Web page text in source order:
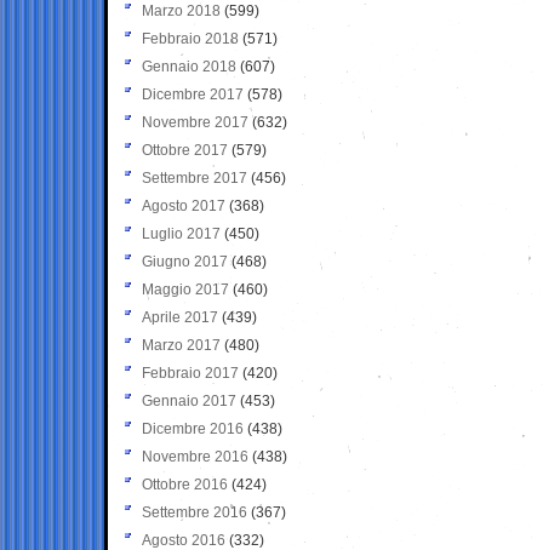
Marzo 2018 (599)
Febbraio 2018 (571)
Gennaio 2018 (607)
Dicembre 2017 (578)
Novembre 2017 (632)
Ottobre 2017 (579)
Settembre 2017 (456)
Agosto 2017 (368)
Luglio 2017 (450)
Giugno 2017 (468)
Maggio 2017 (460)
Aprile 2017 (439)
Marzo 2017 (480)
Febbraio 2017 (420)
Gennaio 2017 (453)
Dicembre 2016 (438)
Novembre 2016 (438)
Ottobre 2016 (424)
Settembre 2016 (367)
Agosto 2016 (332)